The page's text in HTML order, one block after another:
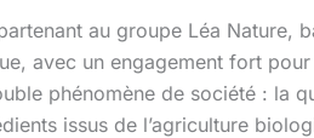
au groupe Léa Nature,
avec un engagement fort
phénomène de société : la
issus de l’agriculture